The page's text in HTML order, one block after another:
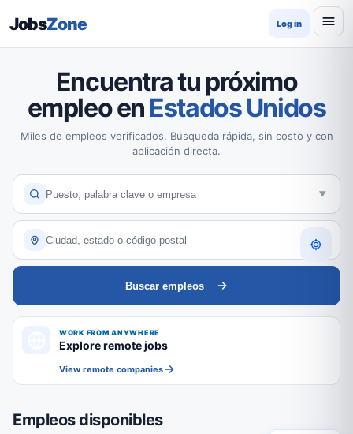
JobsZone Log in
Encuentra tu próximo
empleo en Estados Unidos
Miles de empleos verificados. Búsqueda rápida, sin costo y con
aplicación directa.
Buscar empleos
WORK FROM ANYWHERE
Explore remote jobs
View remote companies
Empleos disponibles